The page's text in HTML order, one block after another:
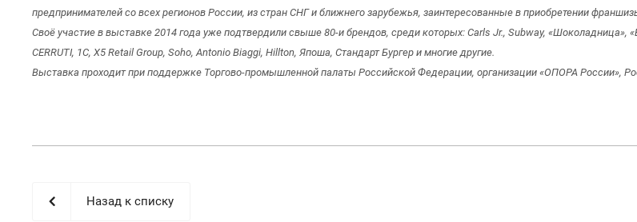
предпринимателей со всех регионов России, из стран СНГ и ближнего зарубежья, заинтересованные в приобретении
Своё участие в выставке 2014 года уже подтвердили свыше 80-и брендов, среди которых: Carls Jr., Subway, «Шоколадница»,
CERRUTI, 1С, Х5 Retail Group, Soho, Antonio Biaggi, Hillton, Япоша, Стандарт Бургер и многие другие.
Выставка проходит при поддержке Торгово-промышленной палаты Российской Федерации, организации «ОПОРА России»,
Назад к списку